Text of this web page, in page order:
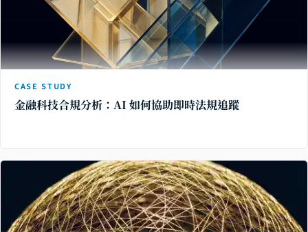
CASE STUDY
金融科技合規分析：AI 如何協助即時法規追蹤